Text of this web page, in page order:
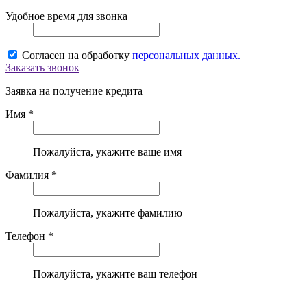
Удобное время для звонка
Согласен на обработку персональных данных.
Заказать звонок
Заявка на получение кредита
Имя *
Пожалуйста, укажите ваше имя
Фамилия *
Пожалуйста, укажите фамилию
Телефон *
Пожалуйста, укажите ваш телефон